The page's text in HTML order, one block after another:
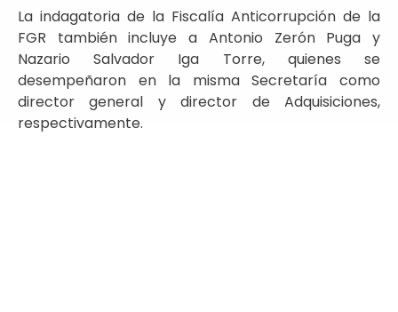
La indagatoria de la Fiscalía Anticorrupción de la
FGR también incluye a Antonio Zerón Puga y
Nazario Salvador Iga Torre, quienes se
desempeñaron en la misma Secretaría como
director general y director de Adquisiciones,
respectivamente.